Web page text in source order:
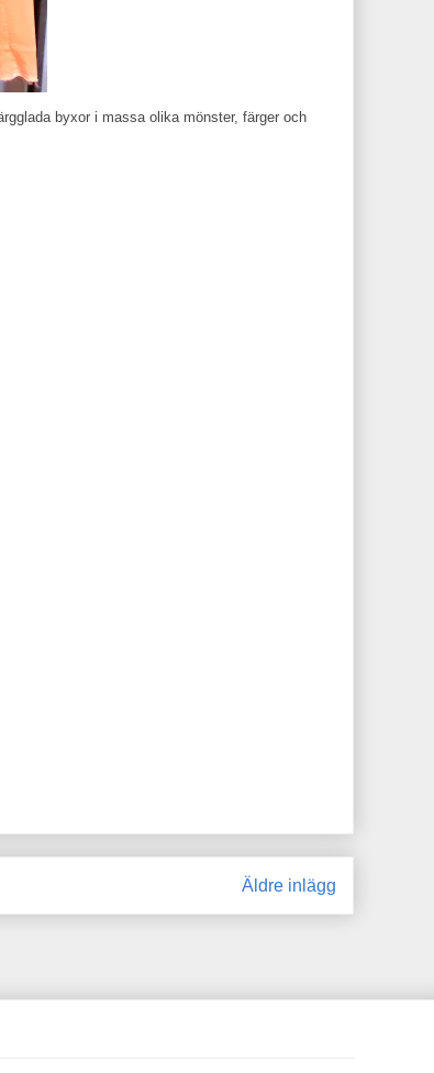
byxor i massa olika mönster, färger och
Äldre inlägg